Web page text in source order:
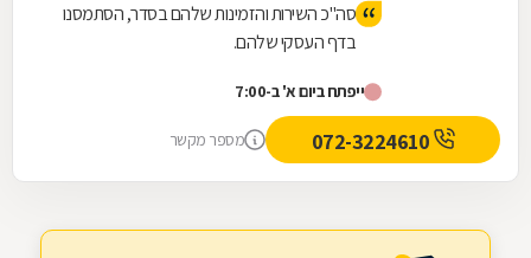
סה"כ השירות והזמינות שלהם בסדר, הסתמסנו
בדף העסקי שלהם.
ייפתח ביום א' ב-7:00
מספר מקשר